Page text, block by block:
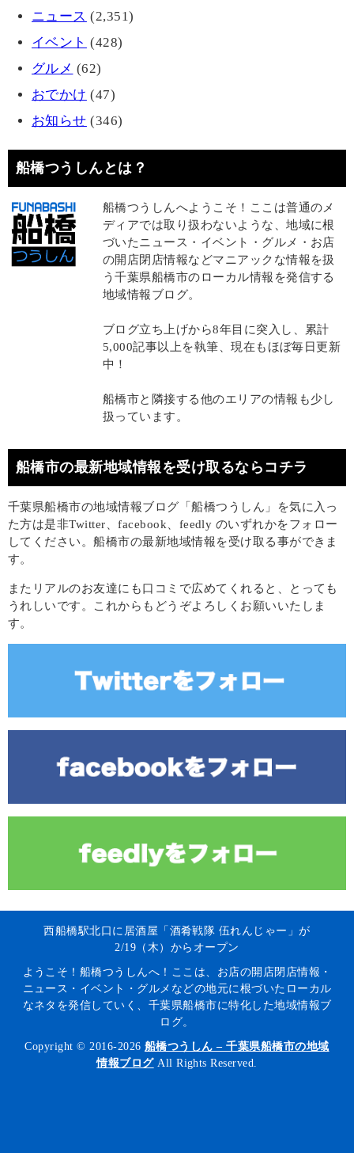
ニュース (2,351)
イベント (428)
グルメ (62)
おでかけ (47)
お知らせ (346)
船橋つうしんとは？
船橋つうしんへようこそ！ここは普通のメ
ディアでは取り扱わないような、地域に根
づいたニュース・イベント・グルメ・お店
の開店閉店情報などマニアックな情報を扱
う千葉県船橋市のローカル情報を発信する
地域情報ブログ。
ブログ立ち上げから8年目に突入し、累計
5,000記事以上を執筆、現在もほぼ毎日更新
中！
船橋市と隣接する他のエリアの情報も少し
扱っています。
船橋市の最新地域情報を受け取るならコチラ
千葉県船橋市の地域情報ブログ「船橋つうしん」を気に入っ
た方は是非Twitter、facebook、feedly のいずれかをフォロー
してください。船橋市の最新地域情報を受け取る事ができま
す。
またリアルのお友達にも口コミで広めてくれると、とっても
うれしいです。これからもどうぞよろしくお願いいたしま
す。
西船橋駅北口に居酒屋「酒肴戦隊 伍れんじゃー」が
2/19（木）からオープン
ようこそ！船橋つうしんへ！ここは、お店の開店閉店情報・
ニュース・イベント・グルメなどの地元に根づいたローカル
なネタを発信していく、千葉県船橋市に特化した地域情報ブ
ログ。
Copyright © 2016-2026 船橋つうしん – 千葉県船橋市の地域
情報ブログAll Rights Reserved.